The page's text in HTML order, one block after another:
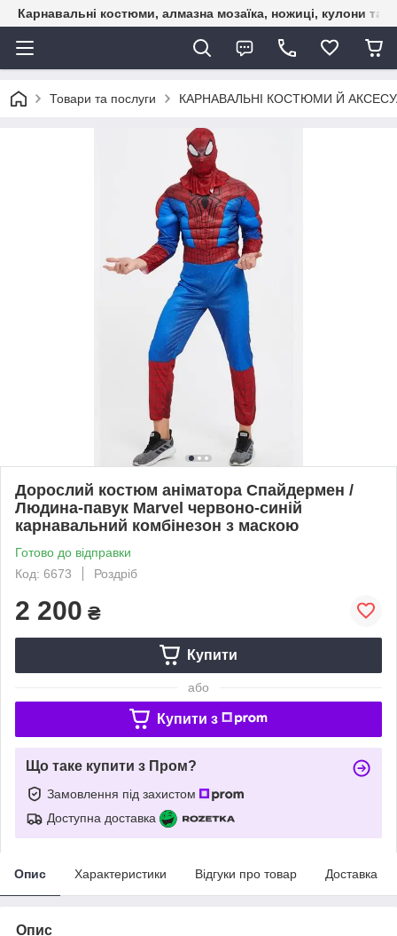
Карнавальні костюми, алмазна мозаїка, ножиці, кулони та
Товари та послуги КАРНАВАЛЬНІ КОСТЮМИ Й
Дорослий костюм аніматора Спайдермен /
Людина-павук Marvel червоно-синій
карнавальний комбінезон з маскою
Готово до відправки
Код: 6673
Роздріб
2 200 ₴
Купити
або
Купити з
Що таке купити з Пром?
Замовлення під захистом
Доступна доставка
Опис Характеристики Відгуки про товар Доставка
Опис